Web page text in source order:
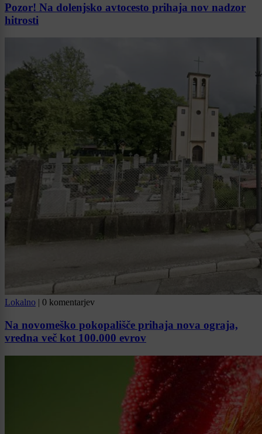
Pozor! Na dolenjsko avtocesto prihaja nov nadzor
hitrosti
Lokalno | 0 komentarjev
Na novomeško pokopališče prihaja nova ograja,
vredna več kot 100.000 evrov